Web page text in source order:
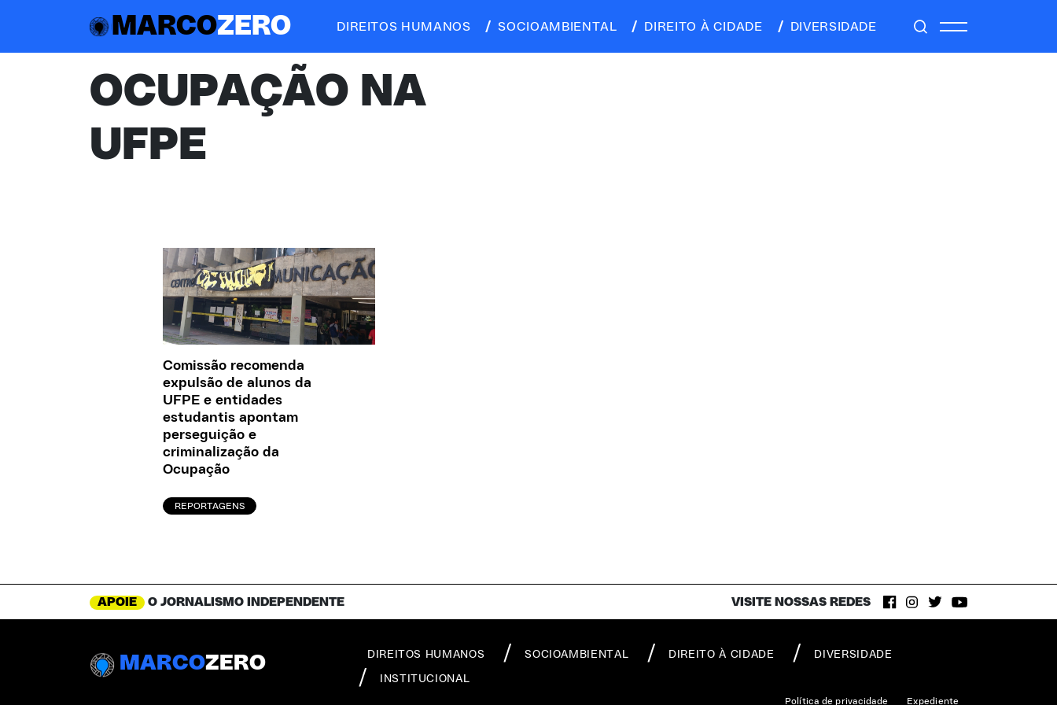
MARCOZERO DIREITOS HUMANOS SOCIOAMBIENTAL DIREITO À CIDADE DIVERSIDADE
OCUPAÇÃO NA
UFPE
Comissão recomenda
expulsão de alunos da
UFPE e entidades
estudantis apontam
perseguição e
criminalização da
Ocupação
REPORTAGENS
APOIE O JORNALISMO INDEPENDENTE VISITE NOSSAS REDES
MARCOZERO DIREITOS HUMANOS SOCIOAMBIENTAL DIREITO À CIDADE DIVERSIDADE
INSTITUCIONAL
Política de privacidade Expediente